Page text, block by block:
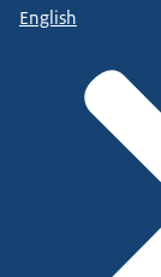
English